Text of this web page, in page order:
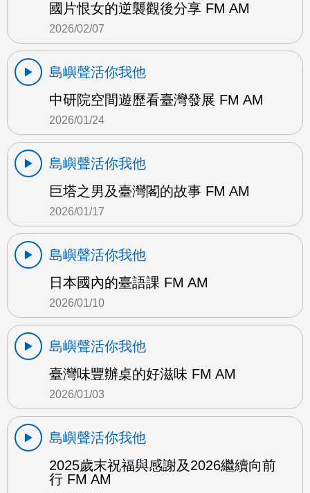
國片恨女的逆襲觀後分享 FM AM
2026/02/07
島嶼聲活你我他
中研院空間遊歷看臺灣發展 FM AM
2026/01/24
島嶼聲活你我他
巨塔之男及臺灣閣的故事 FM AM
2026/01/17
島嶼聲活你我他
日本國內的臺語課 FM AM
2026/01/10
島嶼聲活你我他
臺灣味豐辦桌的好滋味 FM AM
2026/01/03
島嶼聲活你我他
2025歲末祝福與感謝及2026繼續向前
行 FM AM